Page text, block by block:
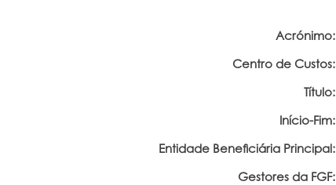
Acrónimo:
Centro de Custos:
Título:
Início-Fim:
Entidade Beneficiária Principal:
Gestores da FGF: